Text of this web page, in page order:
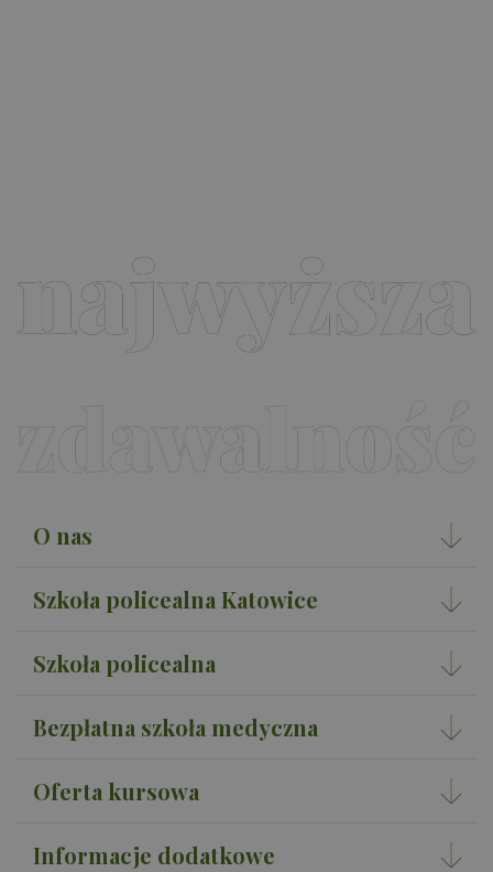
O nas
Szkoła policealna Katowice
Szkoła policealna
Bezpłatna szkoła medyczna
Oferta kursowa
Informacje dodatkowe